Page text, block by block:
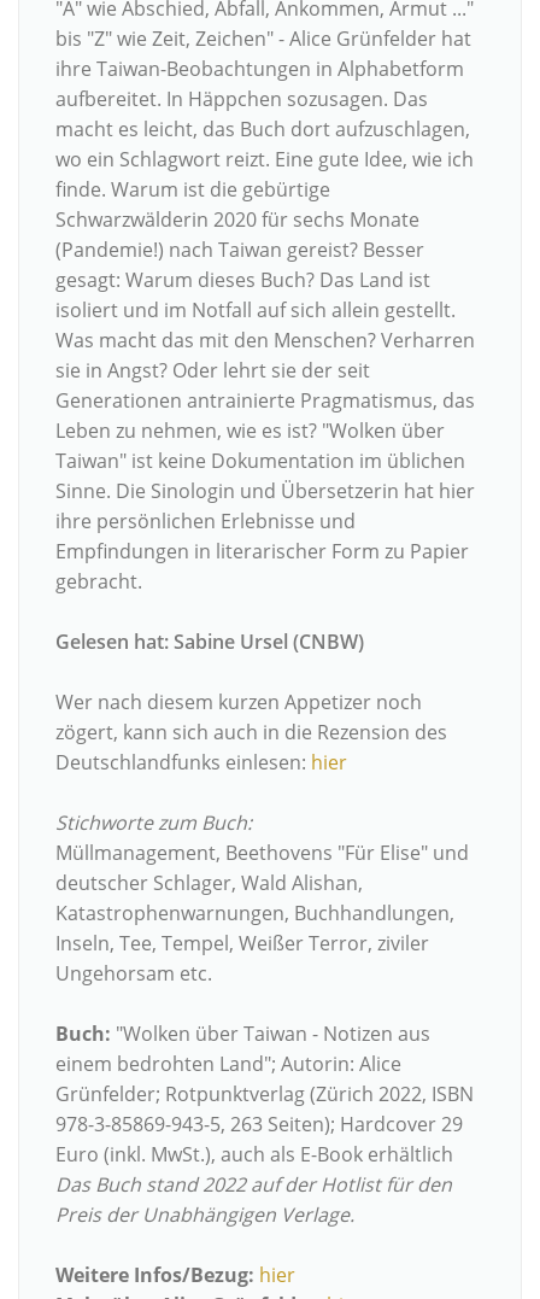
"A" wie Abschied, Abfall, Ankommen, Armut ..."
bis "Z" wie Zeit, Zeichen" - Alice Grünfelder hat
ihre Taiwan-Beobachtungen in Alphabetform
aufbereitet. In Häppchen sozusagen. Das
macht es leicht, das Buch dort aufzuschlagen,
wo ein Schlagwort reizt. Eine gute Idee, wie ich
finde. Warum ist die gebürtige
Schwarzwälderin 2020 für sechs Monate
(Pandemie!) nach Taiwan gereist? Besser
gesagt: Warum dieses Buch? Das Land ist
isoliert und im Notfall auf sich allein gestellt.
Was macht das mit den Menschen? Verharren
sie in Angst? Oder lehrt sie der seit
Generationen antrainierte Pragmatismus, das
Leben zu nehmen, wie es ist? "Wolken über
Taiwan" ist keine Dokumentation im üblichen
Sinne. Die Sinologin und Übersetzerin hat hier
ihre persönlichen Erlebnisse und
Empfindungen in literarischer Form zu Papier
gebracht.
Gelesen hat: Sabine Ursel (CNBW)
Wer nach diesem kurzen Appetizer noch
zögert, kann sich auch in die Rezension des
Deutschlandfunks einlesen: hier
Stichworte zum Buch:
Müllmanagement, Beethovens "Für Elise" und
deutscher Schlager, Wald Alishan,
Katastrophenwarnungen, Buchhandlungen,
Inseln, Tee, Tempel, Weißer Terror, ziviler
Ungehorsam etc.
Buch: "Wolken über Taiwan - Notizen aus
einem bedrohten Land"; Autorin: Alice
Grünfelder; Rotpunktverlag (Zürich 2022, ISBN
978-3-85869-943-5, 263 Seiten); Hardcover 29
Euro (inkl. MwSt.), auch als E-Book erhältlich
Das Buch stand 2022 auf der Hotlist für den
Preis der Unabhängigen Verlage.
Weitere Infos/Bezug: hier